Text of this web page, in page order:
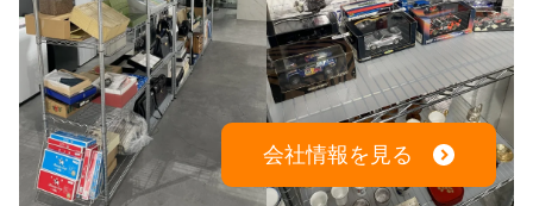
会社情報を見る